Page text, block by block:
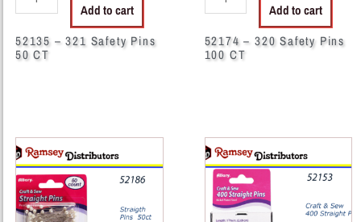
Add to cart
52135 – 321 Safety Pins
50 CT
Add to cart
52174 – 320 Safety Pins
100 CT
52186
-
335
Straigth
Pins
52153
-
324
Allary
Craft